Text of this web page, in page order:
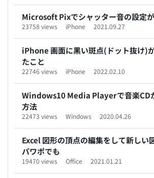
Microsoft Pixでシャッター音の設定
23758 views iPhone 2021.09.27
iPhone 画面に黒い斑点(ドット抜け)
たこと
22746 views iPhone 2022.02.10
Windows10 Media Playerで音楽CD
方法
22473 views Windows 2020.04.26
Excel 図形の頂点の編集をして新しい
パワポでも
19470 views Office 2021.01.21